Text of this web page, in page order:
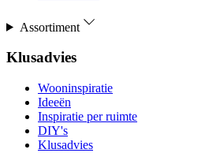
Assortiment
Klusadvies
Wooninspiratie
Ideeën
Inspiratie per ruimte
DIY's
Klusadvies